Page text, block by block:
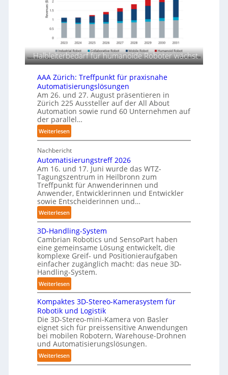
e
e
r
t
i
g
u
n
r
f
ü
r
T
a
u
c
h
r
o
b
o
t
e
r
s
c
i
n
e
n
p
e
r
C
o
b
o
t
Halbleiterbedarf für humanoide Roboter wächst
AAA Zürich: Treffpunkt für praxisnahe
Automatisierungslösungen
Am 26. und 27. August präsentieren in
Zürich 225 Aussteller auf der All About
Automation sowie rund 60 Unternehmen auf
der parallel…
Weiterlesen:
A
A
A
Z
ü
r
i
c
h
:
T
r
e
f
p
u
n
k
t
f
ü
p
Nachbericht
Automatisierungstreff 2026
Am 16. und 17. Juni wurde das WTZ-
Tagungszentrum in Heilbronn zum
Treffpunkt für Anwenderinnen und
Anwender, Entwicklerinnen und Entwickler
sowie Entscheiderinnen und…
Weiterlesen:
A
u
t
o
m
a
t
i
s
i
e
r
u
n
g
s
3D-Handling-System
Cambrian Robotics und SensoPart haben
eine gemeinsame Lösung entwickelt, die
komplexe Greif- und Positionieraufgaben
einfacher zugänglich macht: das neue 3D-
Handling-System.
Weiterlesen:
3
D
-
H
a
n
d
l
Kompaktes 3D-Stereo-Kamerasystem für
Robotik und Logistik
Die 3D-Stereo-mini-Kamera von Basler
eignet sich für preissensitive Anwendungen
bei mobilen Robotern, Warehouse-Drohnen
und Automatisierungslösungen.
Weiterlesen:
K